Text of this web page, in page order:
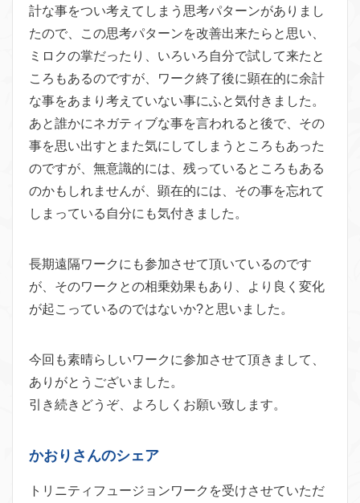
計な事をつい考えてしまう思考パターンがありまし
たので、この思考パターンを改善出来たらと思い、
ミロクの掌だったり、いろいろ自分で試して来たと
ころもあるのですが、ワーク終了後に顕在的に余計
な事をあまり考えていない事にふと気付きました。
あと誰かにネガティブな事を言われると後で、その
事を思い出すとまた気にしてしまうところもあった
のですが、無意識的には、残っているところもある
のかもしれませんが、顕在的には、その事を忘れて
しまっている自分にも気付きました。
長期遠隔ワークにも参加させて頂いているのです
が、そのワークとの相乗効果もあり、より良く変化
が起こっているのではないか?と思いました。
今回も素晴らしいワークに参加させて頂きまして、
ありがとうございました。
引き続きどうぞ、よろしくお願い致します。
かおりさんのシェア
トリニティフュージョンワークを受けさせていただ